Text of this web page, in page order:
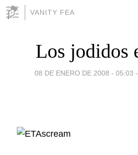
VANITY FEA
Los jodidos
08 DE ENERO DE 2008 - 05:03 -